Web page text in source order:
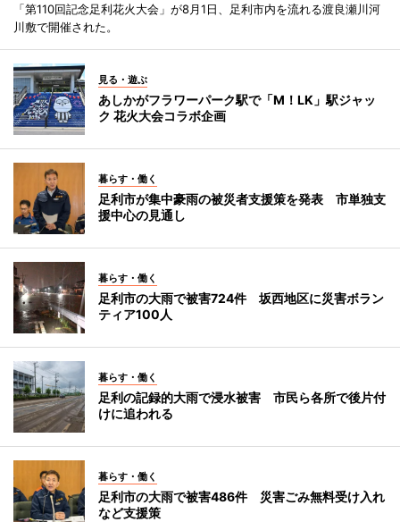
「第110回記念足利花火大会」が8月1日、足利市内を流れる渡良瀬川河
川敷で開催された。
見る・遊ぶ
あしかがフラワーパーク駅で「M！LK」駅ジャッ
ク 花火大会コラボ企画
暮らす・働く
足利市が集中豪雨の被災者支援策を発表 市単独支
援中心の見通し
暮らす・働く
足利市の大雨で被害724件 坂西地区に災害ボラン
ティア100人
暮らす・働く
足利の記録的大雨で浸水被害 市民ら各所で後片付
けに追われる
暮らす・働く
足利市の大雨で被害486件 災害ごみ無料受け入れ
など支援策